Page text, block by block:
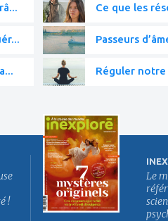
Ce que les
Passeurs
Réguler notre
!
Le